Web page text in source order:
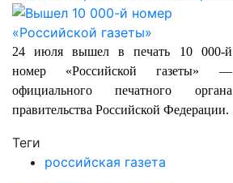
24 июля вышел в печать 10 000-й
номер «Российской газеты» —
официального печатного органа
правительства Российской Федерации.
Теги
российская газета